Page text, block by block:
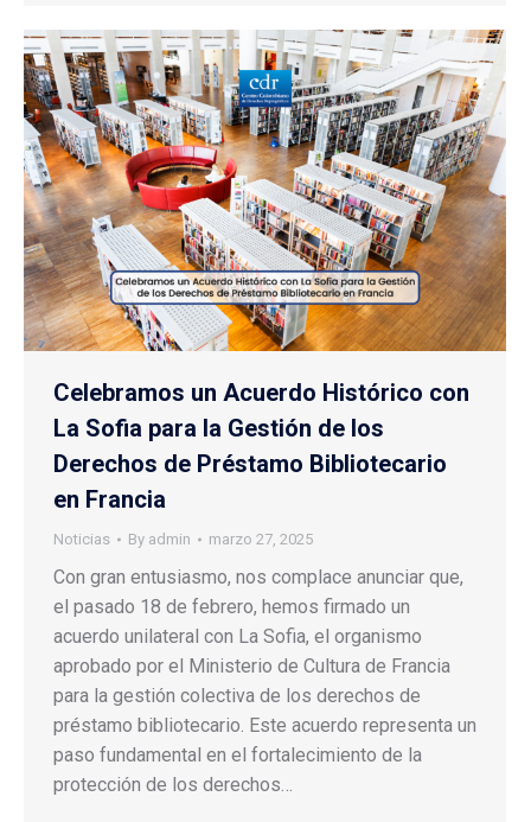
Celebramos un Acuerdo Histórico con
La Sofia para la Gestión de los
Derechos de Préstamo Bibliotecario
en Francia
Noticias By admin marzo 27, 2025
Con gran entusiasmo, nos complace anunciar que,
el pasado 18 de febrero, hemos firmado un
acuerdo unilateral con La Sofia, el organismo
aprobado por el Ministerio de Cultura de Francia
para la gestión colectiva de los derechos de
préstamo bibliotecario. Este acuerdo representa un
paso fundamental en el fortalecimiento de la
protección de los derechos…